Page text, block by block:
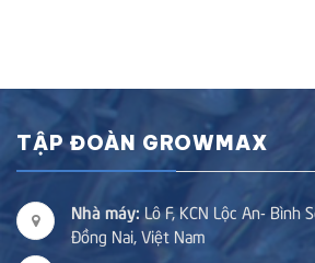
TẬP ĐOÀN GROWMAX
Nhà máy: Lô F, KCN Lộc An- Bình
Đồng Nai, Việt Nam